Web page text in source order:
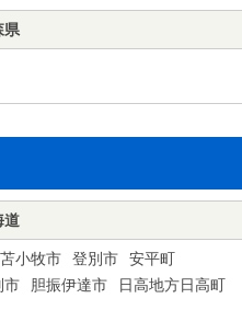
県
道
苫小牧市 登別市
安平町
市 胆振伊達市
日高地方日高町